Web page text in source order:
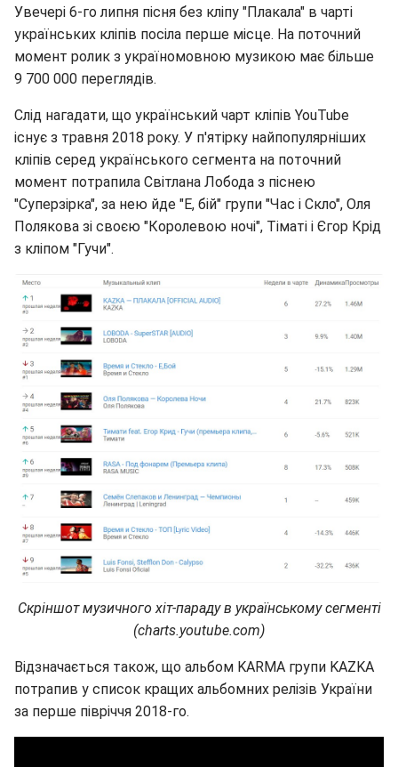
Увечері 6-го липня пісня без кліпу "Плакала" в чарті
українських кліпів посіла перше місце. На поточний
момент ролик з україномовною музикою має більше
9 700 000 переглядів.
Слід нагадати, що український чарт кліпів YouTube
існує з травня 2018 року. У п'ятірку найпопулярніших
кліпів серед українського сегмента на поточний
момент потрапила Світлана Лобода з піснею
"Суперзірка", за нею йде "Е, бій" групи "Час і Скло", Оля
Полякова зі своєю "Королевою ночі", Тіматі і Єгор Крід
з кліпом "Гучи".
Скріншот музичного хіт-параду в українському сегменті
(charts.youtube.com)
Відзначається також, що альбом KARMA групи KAZKA
потрапив у список кращих альбомних релізів України
за перше півріччя 2018-го.